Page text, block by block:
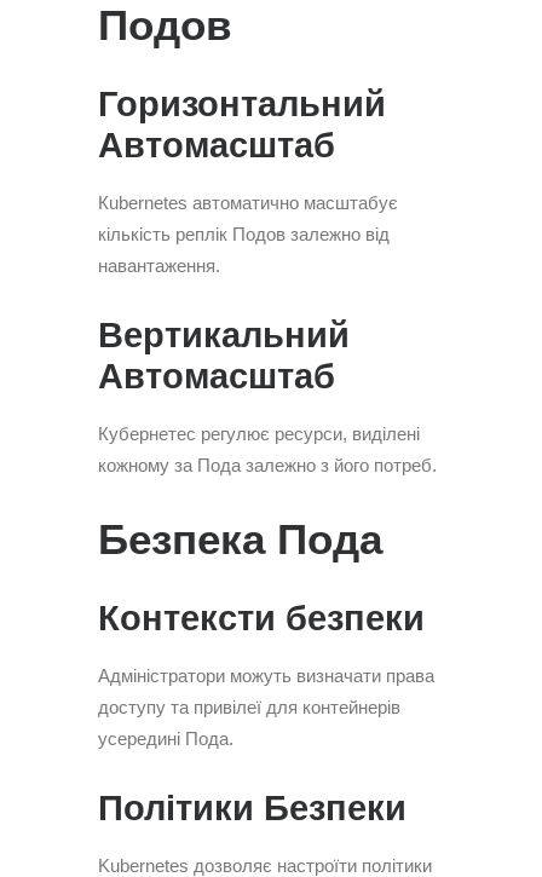
Подов
Горизонтальний
Автомасштаб
Кubernetes автоматично масштабує
кількість реплік Подов залежно від
навантаження.
Вертикальний
Автомасштаб
Кубернетес регулює ресурси, виділені
кожному за Пода залежно з його потреб.
Безпека Пода
Контексти безпеки
Адміністратори можуть визначати права
доступу та привілеї для контейнерів
усередині Пода.
Політики Безпеки
Kubernetes дозволяє настроїти політики